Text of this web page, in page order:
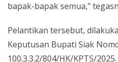
bapak-bapak semua,”
Pelantikan tersebut,
Keputusan Bupati Siak
100.3.3.2/804/HK/KPTS/